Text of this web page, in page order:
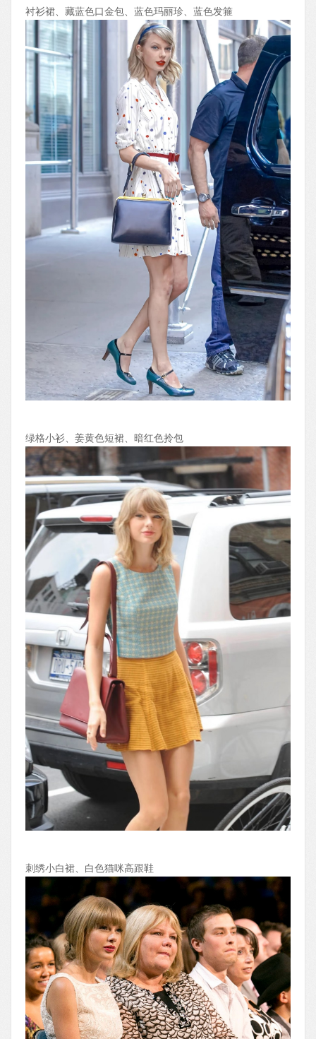
衬衫裙、藏蓝色口金包、蓝色玛丽珍、蓝色发箍
绿格小衫、姜黄色短裙、暗红色拎包
刺绣小白裙、白色猫咪高跟鞋